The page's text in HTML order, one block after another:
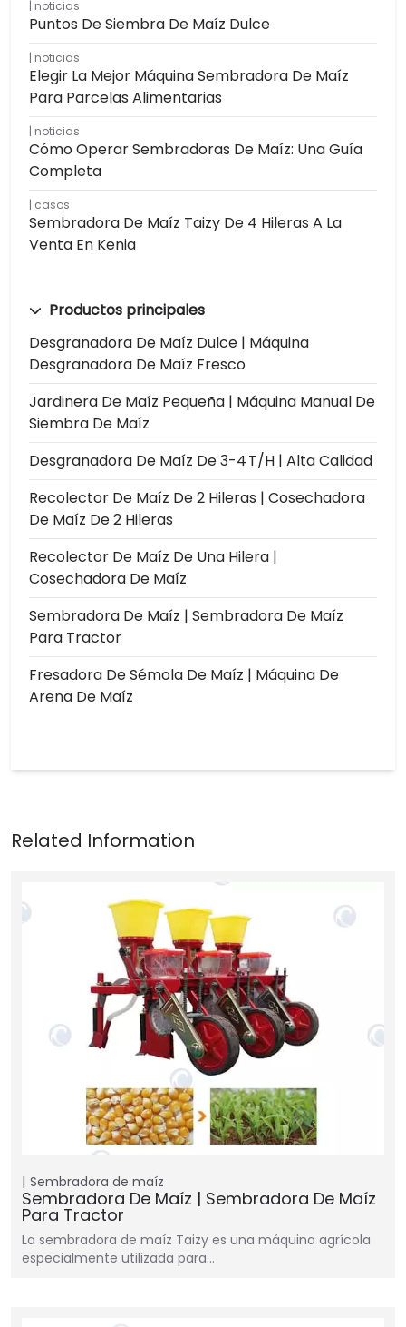
noticias
Puntos De Siembra De Maíz Dulce
noticias
Elegir La Mejor Máquina Sembradora De Maíz
Para Parcelas Alimentarias
noticias
Cómo Operar Sembradoras De Maíz: Una Guía
Completa
casos
Sembradora De Maíz Taizy De 4 Hileras A La
Venta En Kenia
Productos principales
Desgranadora De Maíz Dulce | Máquina
Desgranadora De Maíz Fresco
Jardinera De Maíz Pequeña | Máquina Manual De
Siembra De Maíz
Desgranadora De Maíz De 3-4 T/h | Alta Calidad
Recolector De Maíz De 2 Hileras | Cosechadora
De Maíz De 2 Hileras
Recolector De Maíz De Una Hilera |
Cosechadora De Maíz
Sembradora De Maíz | Sembradora De Maíz
Para Tractor
Fresadora De Sémola De Maíz | Máquina De
Arena De Maíz
Sembradora de maíz
Sembradora De Maíz | Sembradora De Maíz
Para Tractor
La sembradora de maíz Taizy es una máquina agrícola
especialmente utilizada para…